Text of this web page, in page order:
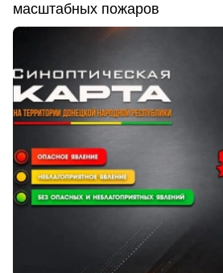
масштабных пожаров